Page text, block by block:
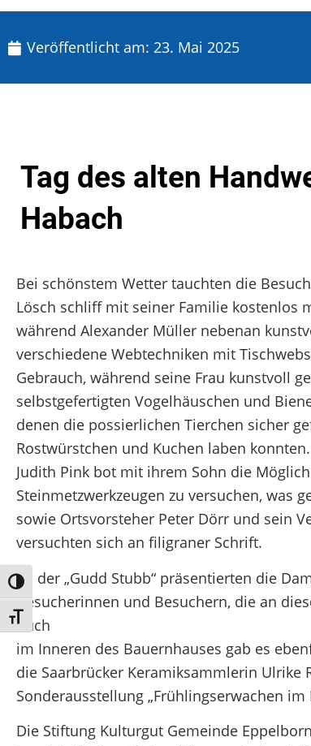
Umschalten auf hohe Kontraste
Schrift vergrößern
Veröffentlicht am: 23. Mai 2025
Tag des alten
Habach
Bei schönstem Wetter tauchten die
Lösch schliff mit seiner Familie kostenlos
während Alexander Müller nebenan
verschiedene Webtechniken mit
Gebrauch, während seine Frau kunstvoll
selbstgefertigten Vogelhäuschen und
denen die possierlichen Tierchen sicher
Rostwürstchen und Kuchen laben
Judith Pink bot mit ihrem Sohn die
Steinmetzwerkzeugen zu versuchen, was
sowie Ortsvorsteher Peter Dörr und sein
versuchten sich an filigraner Schrift.
In der „Gudd Stubb“ präsentierten die
Besucherinnen und Besuchern, die an
Auch
im Inneren des Bauernhauses gab es
die Saarbrücker Keramiksammlerin Ulrike
Sonderausstellung „Frühlingserwachen im
Die Stiftung Kulturgut Gemeinde